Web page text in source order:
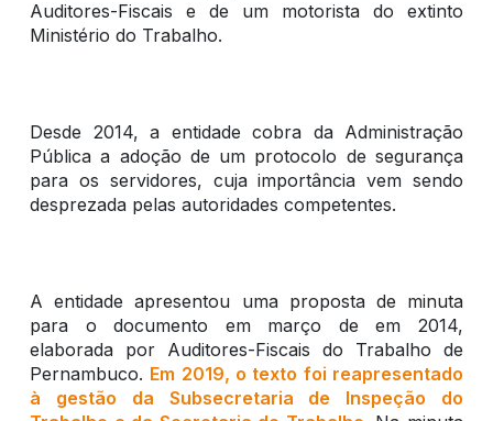
Auditores-Fiscais e de um motorista do extinto
Ministério do Trabalho.
Desde 2014, a entidade cobra da Administração
Pública a adoção de um protocolo de segurança
para os servidores, cuja importância vem sendo
desprezada pelas autoridades competentes.
A entidade apresentou uma proposta de minuta
para o documento em março de em 2014,
elaborada por Auditores-Fiscais do Trabalho de
Pernambuco. Em 2019, o texto foi reapresentado
à gestão da Subsecretaria de Inspeção do